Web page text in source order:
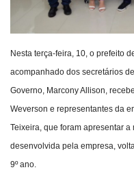
Nesta terça-feira, 10, o prefeito
acompanhado dos secretários
Governo, Marcony Allison,
Weverson e representantes da
Teixeira, que foram apresentar
desenvolvida pela empresa,
9º ano.